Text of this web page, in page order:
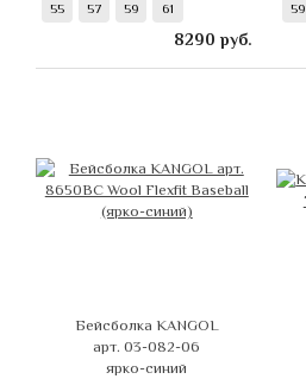
55 57 59 61
8290 руб.
59
Бейсболка KANGOL
арт. 03-082-06
ярко-синий